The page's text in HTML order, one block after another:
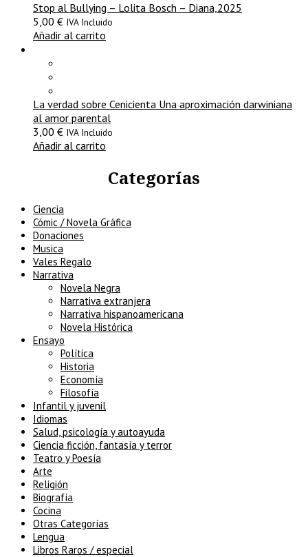
Stop al Bullying – Lolita Bosch – Diana,2025
5,00 € IVA Incluido
Añadir al carrito
La verdad sobre Cenicienta Una aproximación darwiniana
al amor parental
3,00 € IVA Incluido
Añadir al carrito
Categorías
Ciencia
Cómic / Novela Gráfica
Donaciones
Musica
Vales Regalo
Narrativa
Novela Negra
Narrativa extranjera
Narrativa hispanoamericana
Novela Histórica
Ensayo
Política
Historia
Economía
Filosofía
Infantil y juvenil
Idiomas
Salud, psicología y autoayuda
Ciencia ficción, fantasía y terror
Teatro y Poesía
Arte
Religión
Biografía
Cocina
Otras Categorías
Lengua
Libros Raros / especial